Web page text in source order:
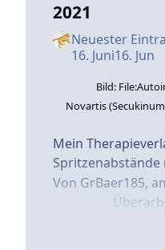
2021
Neuester
16. Juni16. Jun
Bild:
Novartis
Mein
Spritzenabstände
Von GrBaer185,